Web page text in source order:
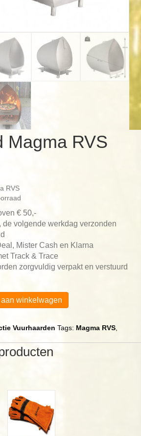
Magma RVS
RVS
€ 50,-
de volgende werkdag verzonden
Mister Cash en Klarna
Track & Trace
zorgvuldig verpakt en verstuurd
winkelwagen
Vuurhaarden Tags: Magma RVS